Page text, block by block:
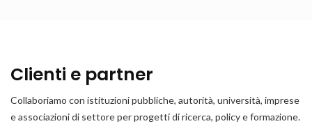
Clienti e partner
Collaboriamo con istituzioni pubbliche, autorità, università, imprese
e associazioni di settore per progetti di ricerca, policy e formazione.